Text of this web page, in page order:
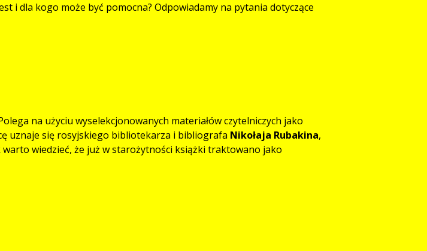
i dla kogo może być pomocna? Odpowiadamy na pytania dotyczące
na użyciu wyselekcjonowanych materiałów czytelniczych jako
uznaje się rosyjskiego bibliotekarza i bibliografa Nikołaja Rubakina,
wiedzieć, że już w starożytności książki traktowano jako